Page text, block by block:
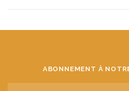
ABONNEMENT À